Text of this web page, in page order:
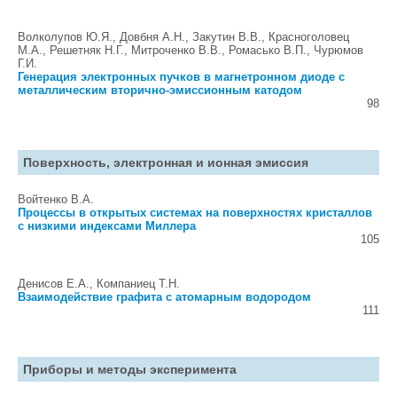
Волколупов Ю.Я., Довбня А.Н., Закутин В.В., Красноголовец
М.А., Решетняк Н.Г., Митроченко В.В., Ромасько В.П., Чурюмов
Г.И.
Генерация электронных пучков в магнетронном диоде с
металлическим вторично-эмиссионным катодом
98
Поверхность, электронная и ионная эмиссия
Войтенко В.А.
Процессы в открытых системах на поверхностях кристаллов
с низкими индексами Миллера
105
Денисов Е.А., Компаниец Т.Н.
Взаимодействие графита с атомарным водородом
111
Приборы и методы эксперимента